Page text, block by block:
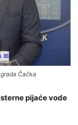
Čačka
pijaće vode